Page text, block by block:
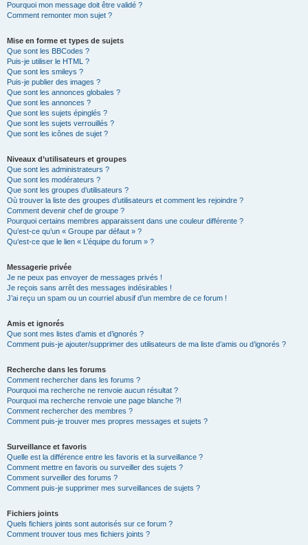
Pourquoi mon message doit être validé ?
Comment remonter mon sujet ?
Mise en forme et types de sujets
Que sont les BBCodes ?
Puis-je utiliser le HTML ?
Que sont les smileys ?
Puis-je publier des images ?
Que sont les annonces globales ?
Que sont les annonces ?
Que sont les sujets épinglés ?
Que sont les sujets verrouillés ?
Que sont les icônes de sujet ?
Niveaux d’utilisateurs et groupes
Que sont les administrateurs ?
Que sont les modérateurs ?
Que sont les groupes d’utilisateurs ?
Où trouver la liste des groupes d’utilisateurs et comment les rejoindre ?
Comment devenir chef de groupe ?
Pourquoi certains membres apparaissent dans une couleur différente ?
Qu’est-ce qu’un « Groupe par défaut » ?
Qu’est-ce que le lien « L’équipe du forum » ?
Messagerie privée
Je ne peux pas envoyer de messages privés !
Je reçois sans arrêt des messages indésirables !
J’ai reçu un spam ou un courriel abusif d’un membre de ce forum !
Amis et ignorés
Que sont mes listes d’amis et d’ignorés ?
Comment puis-je ajouter/supprimer des utilisateurs de ma liste d’amis ou d’ignorés ?
Recherche dans les forums
Comment rechercher dans les forums ?
Pourquoi ma recherche ne renvoie aucun résultat ?
Pourquoi ma recherche renvoie une page blanche ?!
Comment rechercher des membres ?
Comment puis-je trouver mes propres messages et sujets ?
Surveillance et favoris
Quelle est la différence entre les favoris et la surveillance ?
Comment mettre en favoris ou surveiller des sujets ?
Comment surveiller des forums ?
Comment puis-je supprimer mes surveillances de sujets ?
Fichiers joints
Quels fichiers joints sont autorisés sur ce forum ?
Comment trouver tous mes fichiers joints ?